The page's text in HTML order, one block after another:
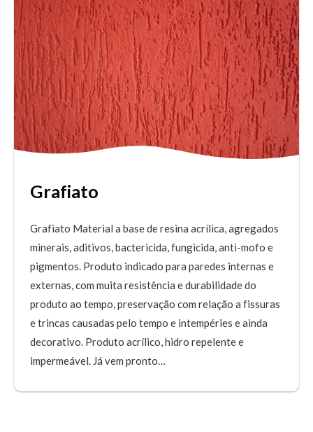
Grafiato
Grafiato Material a base de resina acrílica, agregados
minerais, aditivos, bactericida, fungicida, anti-mofo e
pigmentos. Produto indicado para paredes internas e
externas, com muita resistência e durabilidade do
produto ao tempo, preservação com relação a fissuras
e trincas causadas pelo tempo e intempéries e ainda
decorativo. Produto acrílico, hidro repelente e
impermeável. Já vem pronto…